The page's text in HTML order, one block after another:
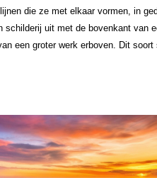
die ze met elkaar vormen, in
schilderij uit met de bovenkant van
een groter werk erboven. Dit